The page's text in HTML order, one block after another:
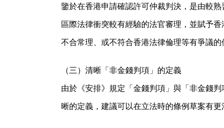
鑒於在香港申請確認許可仲裁判決，是由較
區際法律衝突較有經驗的法官審理，並賦予
不合常理、或不符合香港法律倫理等有爭議
（三）清晰「非金錢判項」的定義
由於《安排》規定「金錢判項」與「非金錢
晰的定義，建議可以在立法時的條例草案有更